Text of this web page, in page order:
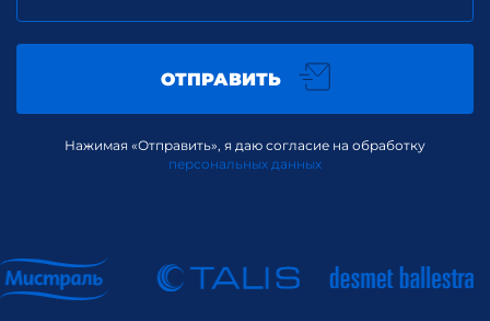
ОТПРАВИТЬ
Нажимая «Отправить», я даю согласие на обработку
персональных данных